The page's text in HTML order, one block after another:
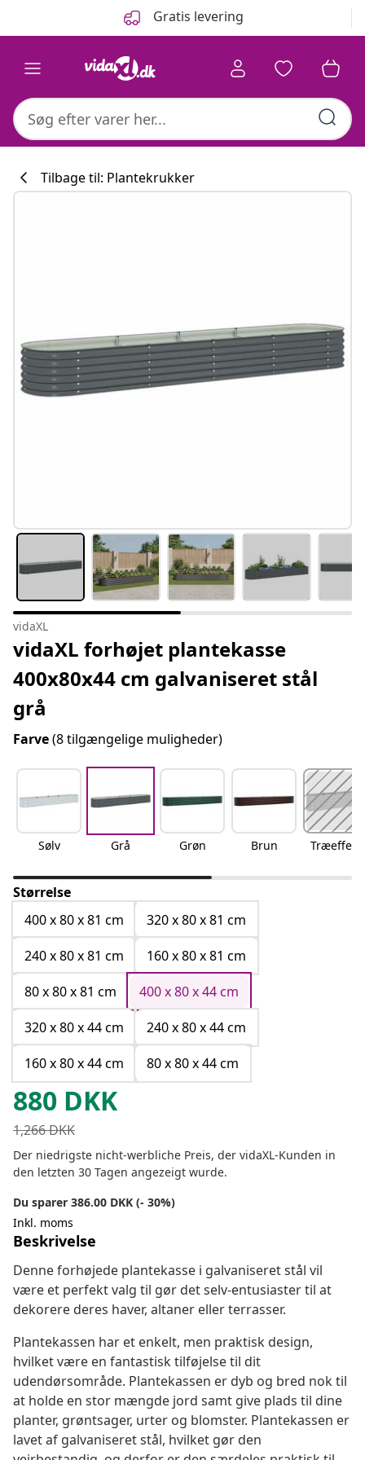
Gratis levering
Tilbage til: Plantekrukker
vidaXL
vidaXL forhøjet plantekasse
400x80x44 cm galvaniseret stål
grå
Farve(8 tilgængelige muligheder)
Sølv Grå Grøn Brun Træeffekt
Størrelse
400 x 80 x 81 cm
320 x 80 x 81 cm
240 x 80 x 81 cm
160 x 80 x 81 cm
80 x 80 x 81 cm
400 x 80 x 44 cm
320 x 80 x 44 cm
240 x 80 x 44 cm
160 x 80 x 44 cm
80 x 80 x 44 cm
880 DKK
1,266DKK
Der niedrigste nicht-werbliche Preis, der vidaXL-Kunden in
den letzten 30 Tagen angezeigt wurde.
Du sparer 386.00 DKK (- 30%)
Inkl. moms
Beskrivelse
Denne forhøjede plantekasse i galvaniseret stål vil
være et perfekt valg til gør det selv-entusiaster til at
dekorere deres haver, altaner eller terrasser.
Plantekassen har et enkelt, men praktisk design,
hvilket være en fantastisk tilføjelse til dit
udendørsområde. Plantekassen er dyb og bred nok til
at holde en stor mængde jord samt give plads til dine
planter, grøntsager, urter og blomster. Plantekassen er
lavet af galvaniseret stål, hvilket gør den